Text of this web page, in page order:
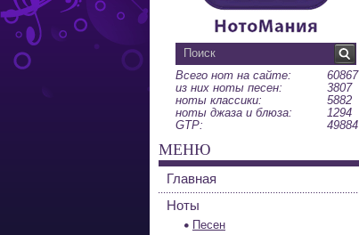
Всего нот на сайте:
60867
из них ноты песен:
3807
ноты классики:
5882
ноты джаза и блюза:
1294
GTP:
49884
МЕНЮ
Главная
Ноты
Песен